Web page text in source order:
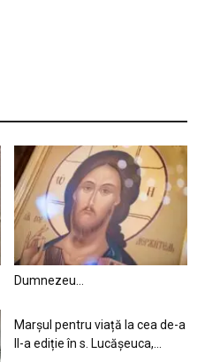
Dumnezeu…
Marșul pentru viață la cea de-a
II-a ediție în s. Lucășeuca,...